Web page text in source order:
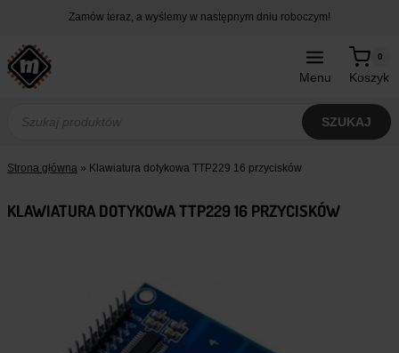
treści
Zamów teraz, a wyślemy w następnym dniu roboczym!
Menu Koszyk
0
produktów
SZUKAJ
Strona główna » Klawiatura dotykowa TTP229 16 przycisków
KLAWIATURA DOTYKOWA TTP229 16 PRZYCISKÓW